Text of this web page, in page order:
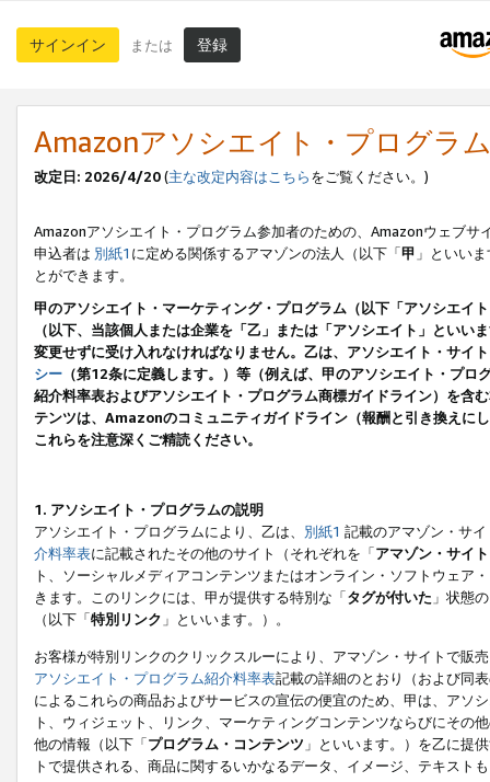
サインイン または 登録
Amazonアソシエイト・プログラ
改定日: 2026/4/20(主な改定内容はこちらをご覧ください。)
Amazonアソシエイト・プログラム参加者のための、Amazonウェブサ
申込者は 別紙1 に定める関係するアマゾンの法人（以下「甲 」といい
とができます。
甲のアソシエイト・マーケティング・プログラム（以下「アソシエイ
（以下、当該個人または企業を「乙」または「アソシエイト」とい
変更せずに受け入れなければなりません。乙は、アソシエイト・サイ
シー （第12条に定義します。）等（例えば、甲のアソシエイト・プ
紹介料率表およびアソシエイト・プログラム商標ガイドライン）を
テンツは、Amazonのコミュニティガイドライン（報酬と引き換えに
これらを注意深くご精読ください。
1. アソシエイト・プログラムの説明
アソシエイト・プログラムにより、乙は、 別紙1 記載のアマゾン・サ
介料率表に記載されたその他のサイト（それぞれを「アマゾン・サイト
ト、ソーシャルメディアコンテンツまたはオンライン・ソフトウェア
きます。このリンクには、甲が提供する特別な「タグが付いた 」状態
（以下「特別リンク 」といいます。）。
お客様が特別リンクのクリックスルーにより、アマゾン・サイトで販
アソシエイト・プログラム紹介料率表記載の詳細のとおり（および同
によるこれらの商品およびサービスの宣伝の便宜のため、甲は、アソ
ト、ウィジェット、リンク、マーケティングコンテンツならびにその
他の情報（以下「プログラム・コンテンツ 」といいます。）を乙に提
トで提供される、商品に関するいかなるデータ、イメージ、テキス